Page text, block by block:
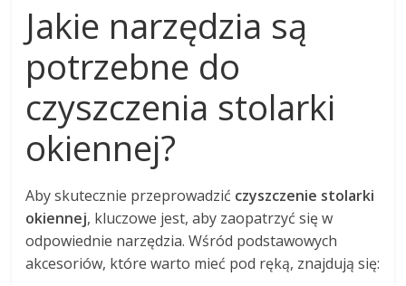
Jakie narzędzia są
potrzebne do
czyszczenia stolarki
okiennej?
Aby skutecznie przeprowadzić czyszczenie stolarki
okiennej, kluczowe jest, aby zaopatrzyć się w
odpowiednie narzędzia. Wśród podstawowych
akcesoriów, które warto mieć pod ręką, znajdują się: